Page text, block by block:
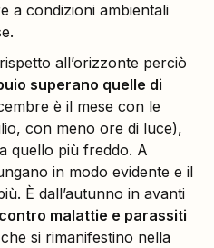
a condizioni ambientali
all’orizzonte perciò
superano quelle di
è il mese con le
con meno ore di luce),
quello più freddo. A
in modo evidente e il
È dall’autunno in avanti
malattie e parassiti
si rimanifestino nella